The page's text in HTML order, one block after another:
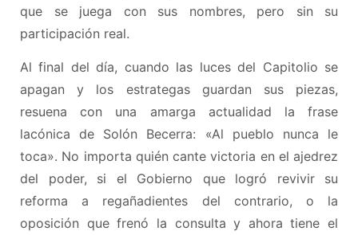
que se juega con sus nombres, pero sin su
participación real.
Al final del día, cuando las luces del Capitolio se
apagan y los estrategas guardan sus piezas,
resuena con una amarga actualidad la frase
lacónica de Solón Becerra: «Al pueblo nunca le
toca». No importa quién cante victoria en el ajedrez
del poder, si el Gobierno que logró revivir su
reforma a regañadientes del contrario, o la
oposición que frenó la consulta y ahora tiene el